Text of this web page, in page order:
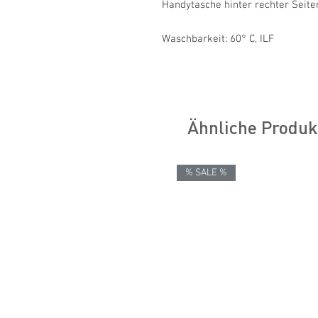
Handytasche hinter rechter
Waschbarkeit: 60° C, ILF
Ähnliche
% SALE %